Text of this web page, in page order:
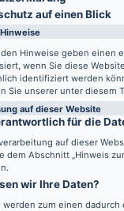
auf einen Blick
Hinweise geben einen
wenn Sie diese
identifiziert werden
Sie unserer unter diesem
auf dieser Website
für die
auf dieser
dem Abschnitt „Hinweis
wir Ihre Daten?
werden zum einen